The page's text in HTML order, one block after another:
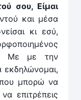
σου, Είμαι
και μέσα
κι εσύ,
Με με την
μπορώ να
επιτρέπεις